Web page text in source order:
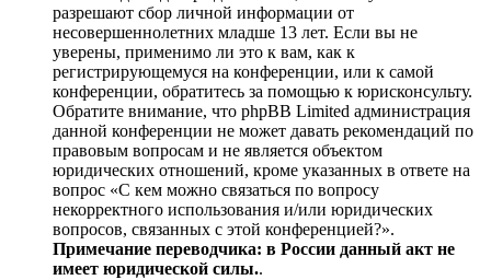
разрешают сбор личной информации от
несовершеннолетних младше 13 лет. Если вы не
уверены, применимо ли это к вам, как к
регистрирующемуся на конференции, или к самой
конференции, обратитесь за помощью к юрисконсульту.
Обратите внимание, что phpBB Limited администрация
данной конференции не может давать рекомендаций по
правовым вопросам и не является объектом
юридических отношений, кроме указанных в ответе на
вопрос «С кем можно связаться по вопросу
некорректного использования и/или юридических
вопросов, связанных с этой конференцией?».
Примечание переводчика: в России данный акт не
имеет юридической силы..